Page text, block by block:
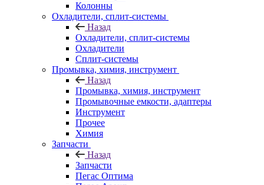
Колонны
Охладители, сплит-системы
Назад
Охладители, сплит-системы
Охладители
Сплит-системы
Промывка, химия, инструмент
Назад
Промывка, химия, инструмент
Промывочные емкости, адаптеры
Инструмент
Прочее
Химия
Запчасти
Назад
Запчасти
Пегас Оптима